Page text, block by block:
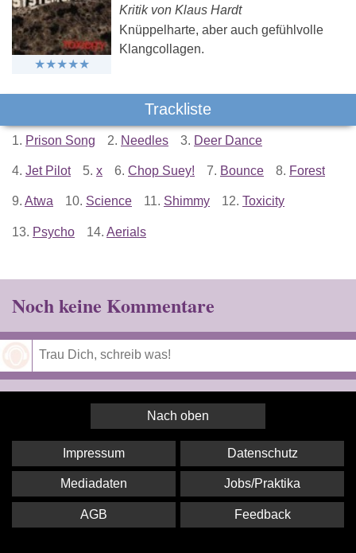
Kritik von Klaus Hardt
Knüppelharte, aber auch gefühlvolle
Klangcollagen.
Trackliste
1. Prison Song 2. Needles 3. Deer Dance
4. Jet Pilot 5. x 6. Chop Suey! 7. Bounce 8. Forest
9. Atwa 10. Science 11. Shimmy 12. Toxicity
13. Psycho 14. Aerials
Noch keine Kommentare
Nach oben
Impressum Datenschutz
Mediadaten Jobs/Praktika
AGB Feedback